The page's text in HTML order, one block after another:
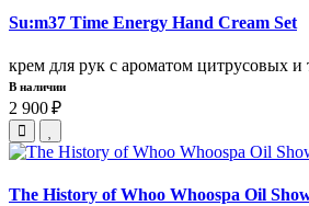
Su:m37 Time Energy Hand Cream Set
крем для рук с ароматом цитрусовых и
В наличии
2 900 ₽
The History of Whoo Whoospa Oil